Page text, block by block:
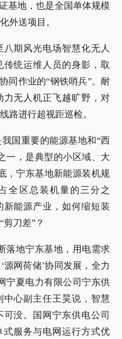
基地，也是全国单体规模
外送项目。
期风光电场智慧化无人
统运维人员的身影，取
同作业的“钢铁哨兵”。耐
力无人机正飞越旷野，对
路进行超视距巡检。
国重要的能源基地和“西
一，是典型的小区域、大
，宁东基地新能源装机规
全区总装机量的三分之
能源产业，如何缩短装
刀差”？
落地宁东基地，用电需求
源网荷储’协同发展，全力
宁夏电力有限公司宁东供
中心副主任王昊说，智慧
没。国网宁东供电公司
式服务与电网运行方式优